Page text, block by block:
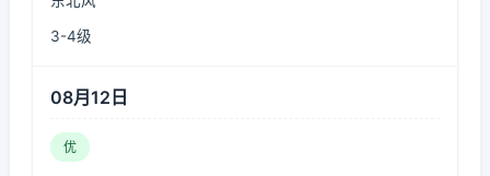
3-4级
08月12日
优